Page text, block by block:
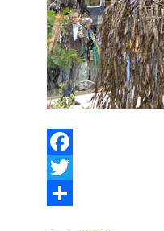
Facebook
Twitter